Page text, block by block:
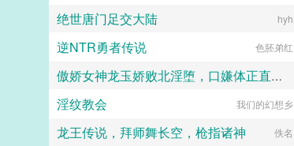
情的梨涡，似盈满了两汪春水，婉转
心。 直到红烛金帐中，明远
上，也有两个盈满春水的涡。 几
宫女受了极大的委屈，杏眼泪濛濛，
意养得圆润的玉肌上，是青紫骇人的
用户7843743880
绝世唐门足交大陆 hyh
逆NTR勇者传说 色胚弟红
傲娇女神龙玉娇败北淫堕，口嫌体正直的沦为共生体的俘虏苗床
清酒
淫纹教会 我们的幻想乡
龙王传说，拜师舞长空，枪指诸神 佚名